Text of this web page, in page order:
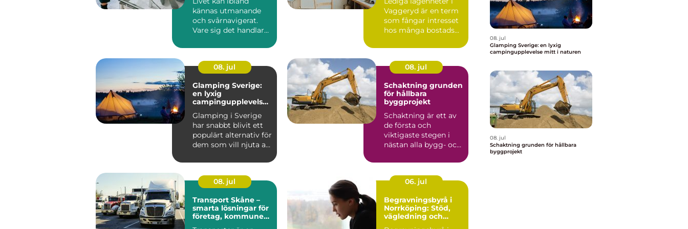
kännas utmanande
och svårnavigerat.
Vare sig det handlar
Vaggeryd är en term
som fångar intresset
hos många bostads...
08. jul
Glamping Sverige:
en lyxig
campingupplevelse
Glamping i Sverige
har snabbt blivit ett
populärt alternativ för
dem som vill njuta av
08. jul
Schaktning grunden
för hållbara
byggprojekt
Schaktning är ett av
de första och
viktigaste stegen i
nästan alla bygg- och
Uta...
08. jul
Transport Skåne –
smarta lösningar för
företag, kommuner
06. jul
Begravningsbyrå i
Norrköping: Stöd,
vägledning och
08. jul
Glamping Sverige: en lyxig
campingupplevelse mitt i naturen
08. jul
Schaktning grunden för hållbara
byggprojekt